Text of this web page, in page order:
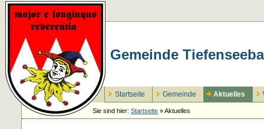
Gemeinde
Startseite Gemeinde Aktuelles
Sie sind hier: Startseite »Aktuelles